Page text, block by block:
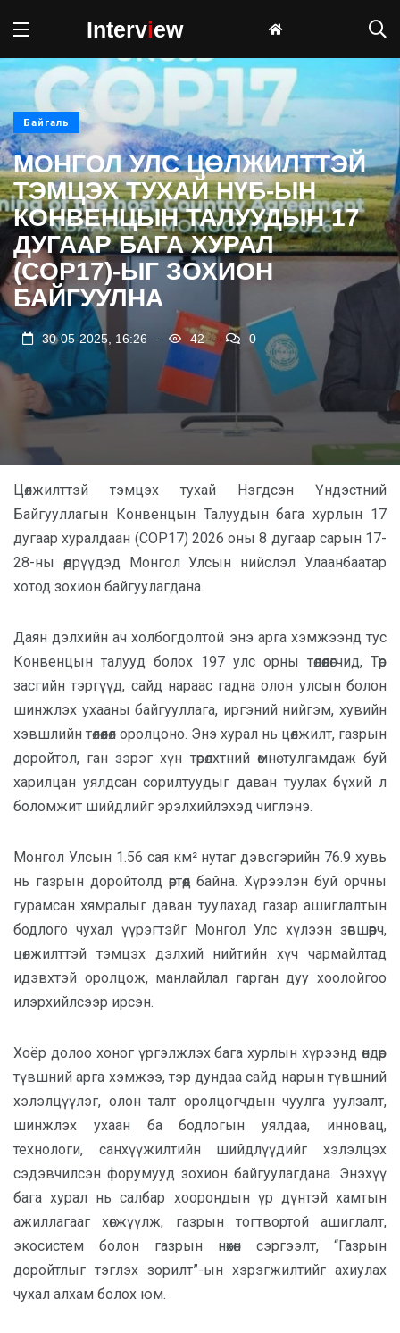
Interview
Байгаль
МОНГОЛ УЛС ЦӨЛЖИЛТТЭЙ
ТЭМЦЭХ ТУХАЙ НҮБ-ЫН
КОНВЕНЦЫН ТАЛУУДЫН 17
ДУГААР БАГА ХУРАЛ
(COP17)-ЫГ ЗОХИОН
БАЙГУУЛНА
30-05-2025, 16:26 42 . 0
Цөлжилттэй тэмцэх тухай Нэгдсэн Үндэстний
Байгууллагын Конвенцын Талуудын бага хурлын 17
дугаар хуралдаан (СОР17) 2026 оны 8 дугаар сарын 17-
28-ны өдрүүдэд Монгол Улсын нийслэл Улаанбаатар
хотод зохион байгуулагдана.
Даян дэлхийн ач холбогдолтой энэ арга хэмжээнд тус
Конвенцын талууд болох 197 улс орны төлөөлөгчид, Төр
засгийн тэргүүд, сайд нараас гадна олон улсын болон
шинжлэх ухааны байгууллага, иргэний нийгэм, хувийн
хэвшлийн төлөөлөл оролцоно. Энэ хурал нь цөлжилт, газрын
доройтол, ган зэрэг хүн төрөлхтний өмнө тулгамдаж буй
харилцан уялдсан сорилтуудыг даван туулах бүхий л
боломжит шийдлийг эрэлхийлэхэд чиглэнэ.
Монгол Улсын 1.56 сая км² нутаг дэвсгэрийн 76.9 хувь
нь газрын доройтолд өртөөд байна. Хүрээлэн буй орчны
гурамсан хямралыг даван туулахад газар ашиглалтын
бодлого чухал үүрэгтэйг Монгол Улс хүлээн зөвшөөрч,
цөлжилттэй тэмцэх дэлхий нийтийн хүч чармайлтад
идэвхтэй оролцож, манлайлал гарган дуу хоолойгоо
илэрхийлсээр ирсэн.
Хоёр долоо хоног үргэлжлэх бага хурлын хүрээнд өндөр
түвшний арга хэмжээ, тэр дундаа сайд нарын түвшний
хэлэлцүүлэг, олон талт оролцогчдын чуулга уулзалт,
шинжлэх ухаан ба бодлогын уялдаа, инновац,
технологи, санхүүжилтийн шийдлүүдийг хэлэлцэх
сэдэвчилсэн форумууд зохион байгуулагдана. Энэхүү
бага хурал нь салбар хоорондын үр дүнтэй хамтын
ажиллагааг хөгжүүлж, газрын тогтвортой ашиглалт,
экосистем болон газрын нөхөн сэргээлт, “Газрын
доройтлыг тэглэх зорилт”-ын хэрэгжилтийг ахиулах
чухал алхам болох юм.